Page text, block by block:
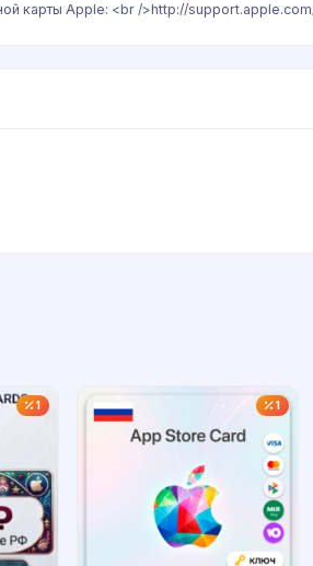
карты Apple: <br />http://
1 1